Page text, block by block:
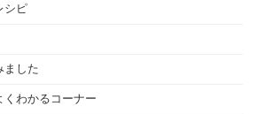
シピ
ました
くわかるコーナー